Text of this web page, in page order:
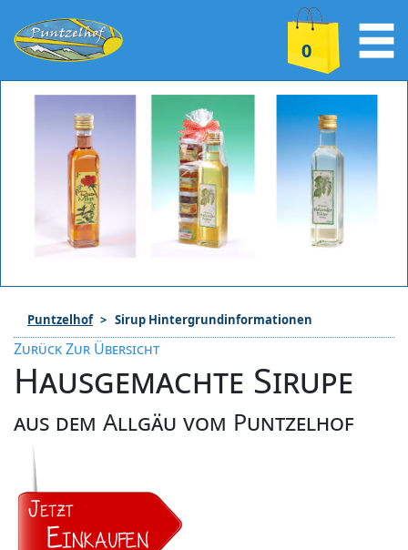
0
Puntzelhof Sirup Hintergrundinformationen
Zurück Zur Übersicht
Hausgemachte Sirupe
aus dem Allgäu vom Puntzelhof